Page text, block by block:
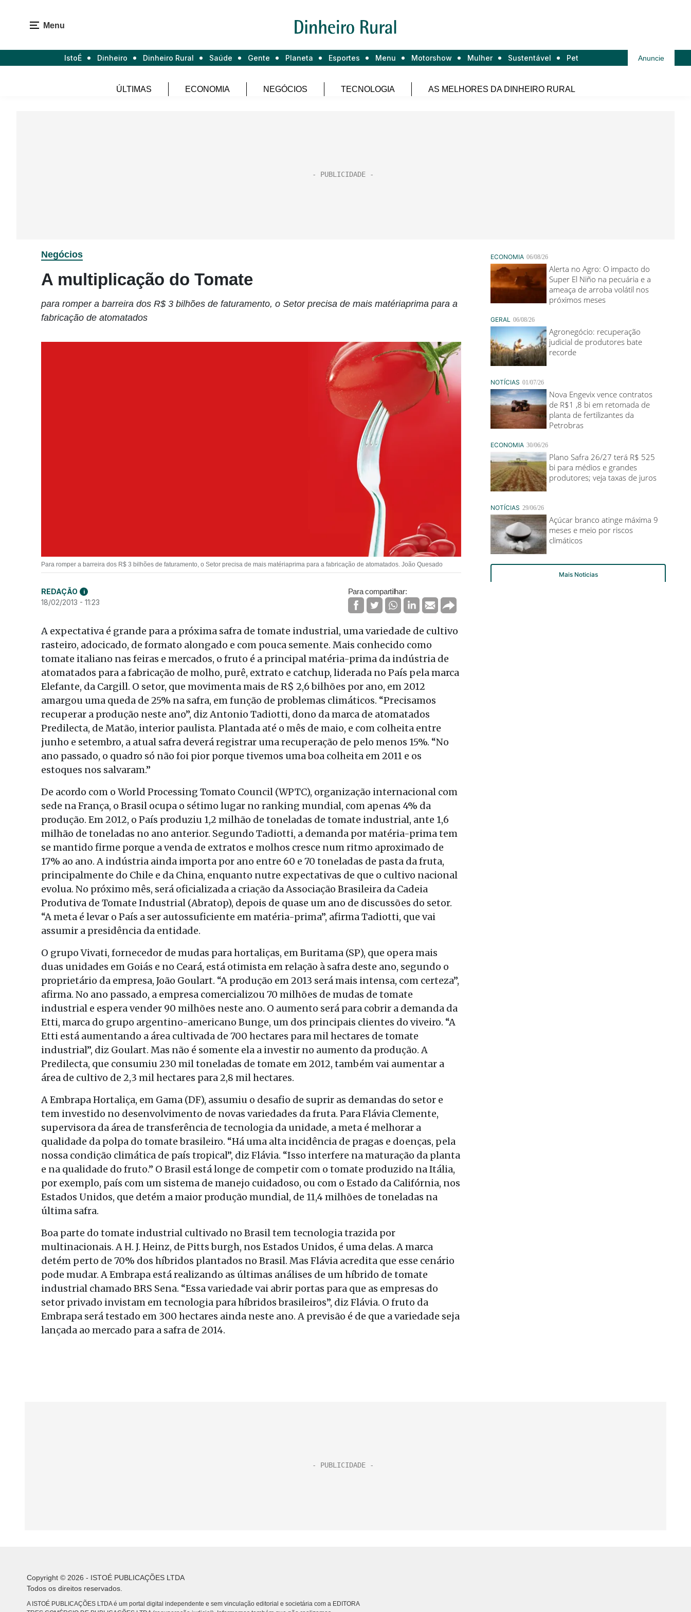
Menu
IstoÉ Dinheiro Dinheiro Rural Saúde Gente Planeta Esportes Menu Motorshow Mulher Sustentável Pet Anuncie
ÚLTIMAS ECONOMIA NEGÓCIOS TECNOLOGIA AS MELHORES DA DINHEIRO RURAL
Negócios
A multiplicação do Tomate
para romper a barreira dos R$ 3 bilhões de faturamento, o Setor precisa de mais matériaprima para a
fabricação de atomatados
Para romper a barreira dos R$ 3 bilhões de faturamento, o Setor precisa de mais matériaprima para a fabricação de atomatados. João Quesado
REDAÇÃO i
18/02/2013 - 11:23
Para compartilhar:
A expectativa é grande para a próxima safra de tomate industrial, uma variedade de cultivo
rasteiro, adocicado, de formato alongado e com pouca semente. Mais conhecido como
tomate italiano nas feiras e mercados, o fruto é a principal matéria-prima da indústria de
atomatados para a fabricação de molho, purê, extrato e catchup, liderada no País pela marca
Elefante, da Cargill. O setor, que movimenta mais de R$ 2,6 bilhões por ano, em 2012
amargou uma queda de 25% na safra, em função de problemas climáticos. “Precisamos
recuperar a produção neste ano”, diz Antonio Tadiotti, dono da marca de atomatados
Predilecta, de Matão, interior paulista. Plantada até o mês de maio, e com colheita entre
junho e setembro, a atual safra deverá registrar uma recuperação de pelo menos 15%. “No
ano passado, o quadro só não foi pior porque tivemos uma boa colheita em 2011 e os
estoques nos salvaram.”
De acordo com o World Processing Tomato Council (WPTC), organização internacional com
sede na França, o Brasil ocupa o sétimo lugar no ranking mundial, com apenas 4% da
produção. Em 2012, o País produziu 1,2 milhão de toneladas de tomate industrial, ante 1,6
milhão de toneladas no ano anterior. Segundo Tadiotti, a demanda por matéria-prima tem
se mantido firme porque a venda de extratos e molhos cresce num ritmo aproximado de
17% ao ano. A indústria ainda importa por ano entre 60 e 70 toneladas de pasta da fruta,
principalmente do Chile e da China, enquanto nutre expectativas de que o cultivo nacional
evolua. No próximo mês, será oficializada a criação da Associação Brasileira da Cadeia
Produtiva de Tomate Industrial (Abratop), depois de quase um ano de discussões do setor.
“A meta é levar o País a ser autossuficiente em matéria-prima”, afirma Tadiotti, que vai
assumir a presidência da entidade.
O grupo Vivati, fornecedor de mudas para hortaliças, em Buritama (SP), que opera mais
duas unidades em Goiás e no Ceará, está otimista em relação à safra deste ano, segundo o
proprietário da empresa, João Goulart. “A produção em 2013 será mais intensa, com certeza”,
afirma. No ano passado, a empresa comercializou 70 milhões de mudas de tomate
industrial e espera vender 90 milhões neste ano. O aumento será para cobrir a demanda da
Etti, marca do grupo argentino-americano Bunge, um dos principais clientes do viveiro. “A
Etti está aumentando a área cultivada de 700 hectares para mil hectares de tomate
industrial”, diz Goulart. Mas não é somente ela a investir no aumento da produção. A
Predilecta, que consumiu 230 mil toneladas de tomate em 2012, também vai aumentar a
área de cultivo de 2,3 mil hectares para 2,8 mil hectares.
A Embrapa Hortaliça, em Gama (DF), assumiu o desafio de suprir as demandas do setor e
tem investido no desenvolvimento de novas variedades da fruta. Para Flávia Clemente,
supervisora da área de transferência de tecnologia da unidade, a meta é melhorar a
qualidade da polpa do tomate brasileiro. “Há uma alta incidência de pragas e doenças, pela
nossa condição climática de país tropical”, diz Flávia. “Isso interfere na maturação da planta
e na qualidade do fruto.” O Brasil está longe de competir com o tomate produzido na Itália,
por exemplo, país com um sistema de manejo cuidadoso, ou com o Estado da Califórnia, nos
Estados Unidos, que detém a maior produção mundial, de 11,4 milhões de toneladas na
última safra.
Boa parte do tomate industrial cultivado no Brasil tem tecnologia trazida por
multinacionais. A H. J. Heinz, de Pitts burgh, nos Estados Unidos, é uma delas. A marca
detém perto de 70% dos híbridos plantados no Brasil. Mas Flávia acredita que esse cenário
pode mudar. A Embrapa está realizando as últimas análises de um híbrido de tomate
industrial chamado BRS Sena. “Essa variedade vai abrir portas para que as empresas do
setor privado invistam em tecnologia para híbridos brasileiros”, diz Flávia. O fruto da
Embrapa será testado em 300 hectares ainda neste ano. A previsão é de que a variedade seja
lançada ao mercado para a safra de 2014.
Copyright © 2026 - ISTOÉ PUBLICAÇÕES LTDA
Todos os direitos reservados.
A ISTOÉ PUBLICAÇÕES LTDA é um portal digital independente e sem vinculação editorial e societária com a EDITORA